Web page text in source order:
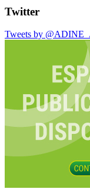
Twitter
Tweets by